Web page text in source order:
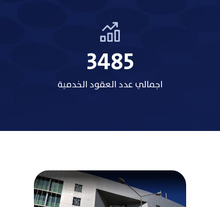
3485
اجمالي عدد العقود الخدمية